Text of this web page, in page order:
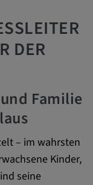
DER
Familie
– im wahrsten
Kinder,
seine
zu speichern